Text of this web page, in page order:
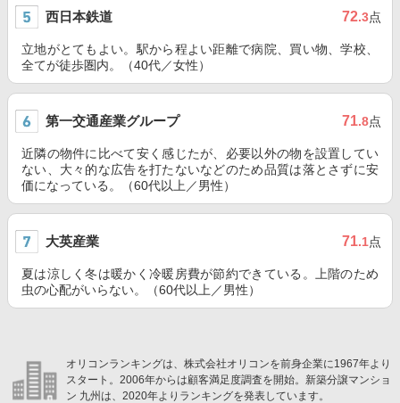
西日本鉄道 72.3点
立地がとてもよい。駅から程よい距離で病院、買い物、学校、
全てが徒歩圏内。（40代／女性）
第一交通産業グループ 71.8点
近隣の物件に比べて安く感じたが、必要以外の物を設置してい
ない、大々的な広告を打たないなどのため品質は落とさずに安
価になっている。（60代以上／男性）
大英産業 71.1点
夏は涼しく冬は暖かく冷暖房費が節約できている。上階のため
虫の心配がいらない。（60代以上／男性）
オリコンランキングは、株式会社オリコンを前身企業に1967年より
スタート。2006年からは顧客満足度調査を開始。新築分譲マンショ
ン 九州は、2020年よりランキングを発表しています。